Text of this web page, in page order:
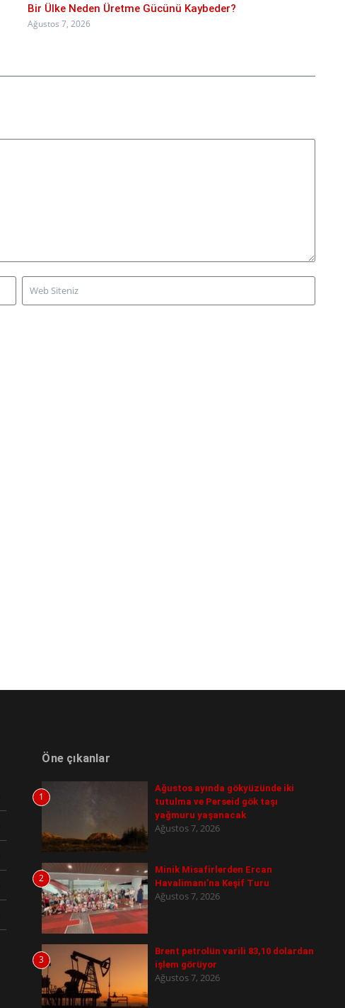
Bir Ülke Neden Üretme Gücünü Kaybeder?
Ağustos 7, 2026
Öne çıkanlar
1
Ağustos ayında gökyüzünde iki
tutulma ve Perseid gök taşı
yağmuru yaşanacak
Ağustos 7, 2026
2
Minik Misafirlerden Ercan
Havalimanı’na Keşif Turu
Ağustos 7, 2026
3
Brent petrolün varili 83,10 dolardan
işlem görüyor
Ağustos 7, 2026